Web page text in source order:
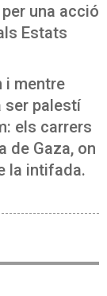
una acció
Estats
i mentre
ser palestí
els carrers
de Gaza, on
la intifada.